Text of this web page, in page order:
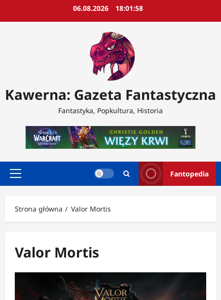
06.08.2026 18:02:00
Kawerna: Gazeta Fantastyczna
Fantastyka, Popkultura, Historia
Menu
Fantopedia
Strona główna Valor Mortis
Valor Mortis